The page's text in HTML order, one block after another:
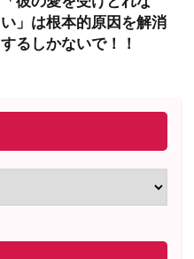
い」は根本的原因を解消
するしかないで！！